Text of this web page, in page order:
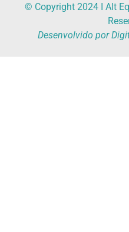
© Copyright 2024 I Alt
Desenvolvido por